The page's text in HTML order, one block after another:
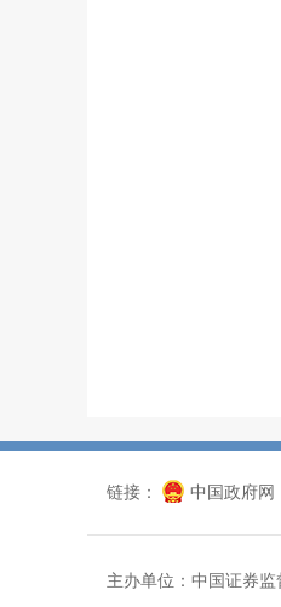
链接： 中国政府网
主办单位：中国证券